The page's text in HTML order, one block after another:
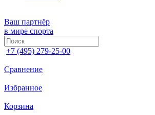
Ваш партнёр
в мире спорта
+7 (495) 279-25-00
Сравнение
Избранное
Корзина